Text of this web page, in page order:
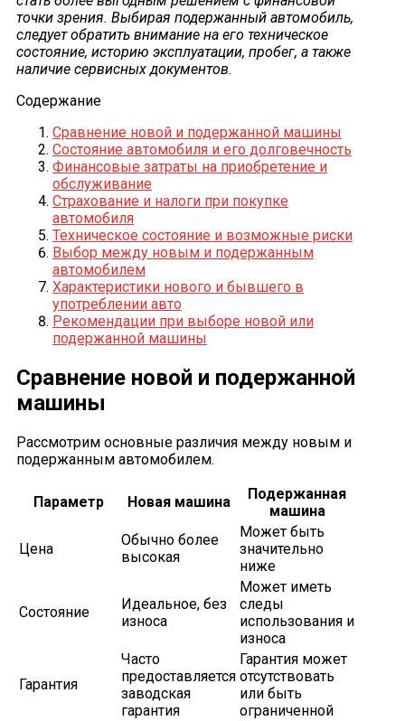
точки зрения. Выбирая подержанный автомобиль,
следует обратить внимание на его техническое
состояние, историю эксплуатации, пробег, а также
наличие сервисных документов.
Содержание
Сравнение новой и подержанной машины
Состояние автомобиля и его долговечность
Финансовые затраты на приобретение и
обслуживание
Страхование и налоги при покупке
автомобиля
Техническое состояние и возможные риски
Выбор между новым и подержанным
автомобилем
Характеристики нового и бывшего в
употреблении авто
Рекомендации при выборе новой или
подержанной машины
Сравнение новой и подержанной
машины
Рассмотрим основные различия между новым и
подержанным автомобилем.
Параметр Новая машина
Подержанная
машина
Цена
Обычно более
высокая
Может быть
значительно
ниже
Состояние
Идеальное, без
износа
Может иметь
следы
использования и
износа
Гарантия
Часто
предоставляется
заводская
гарантия
Гарантия может
отсутствовать
или быть
ограниченной